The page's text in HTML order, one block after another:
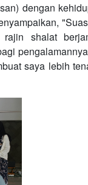
dengan
shalat
saya lebih